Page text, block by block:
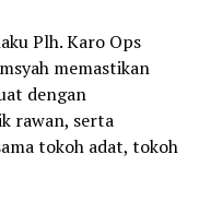
Plh. Karo Ops
memastikan
dengan
rawan, serta
tokoh adat, tokoh